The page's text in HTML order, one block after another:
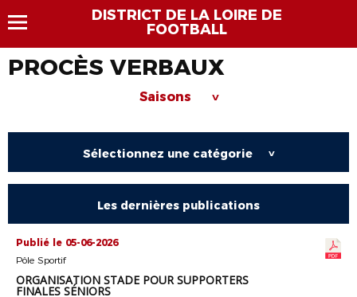
DISTRICT DE LA LOIRE DE
FOOTBALL
PROCÈS VERBAUX
Saisons >
Sélectionnez une catégorie >
Les dernières publications
Publié le 05-06-2026
Pôle Sportif
ORGANISATION STADE POUR SUPPORTERS
FINALES SÉNIORS